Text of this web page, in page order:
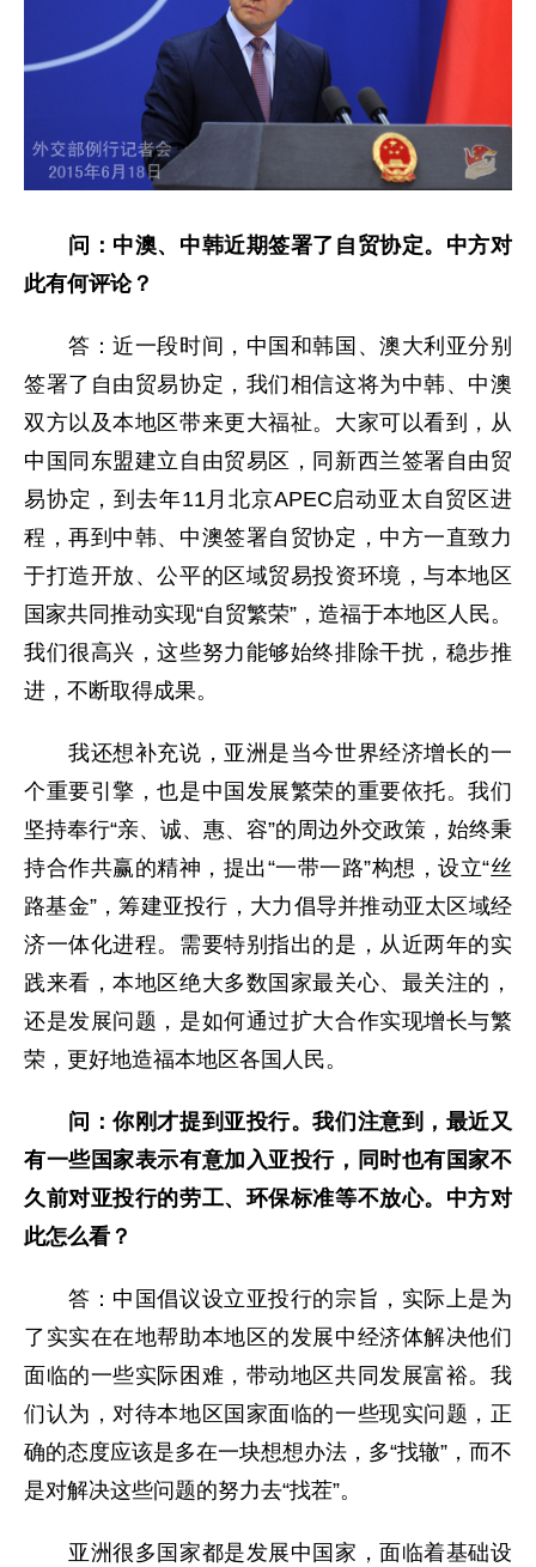
问： 中澳、中韩近期签署了自贸协定。中方对
此有何评论？
答：近一段时间，中国和韩国、澳大利亚分别
签署了自由贸易协定，我们相信这将为中韩、中澳
双方以及本地区带来更大福祉。大家可以看到，从
中国同东盟建立自由贸易区，同新西兰签署自由贸
易协定，到去年11月北京APEC启动亚太自贸区进
程，再到中韩、中澳签署自贸协定，中方一直致力
于打造开放、公平的区域贸易投资环境，与本地区
国家共同推动实现“自贸繁荣”，造福于本地区人民。
我们很高兴，这些努力能够始终排除干扰，稳步推
进，不断取得成果。
我还想补充说，亚洲是当今世界经济增长的一
个重要引擎，也是中国发展繁荣的重要依托。我们
坚持奉行“亲、诚、惠、容”的周边外交政策，始终秉
持合作共赢的精神，提出“一带一路”构想，设立“丝
路基金”，筹建亚投行，大力倡导并推动亚太区域经
济一体化进程。需要特别指出的是，从近两年的实
践来看，本地区绝大多数国家最关心、最关注的，
还是发展问题，是如何通过扩大合作实现增长与繁
荣，更好地造福本地区各国人民。
问：你刚才提到亚投行。我们注意到，最近又
有一些国家表示有意加入亚投行，同时也有国家不
久前对亚投行的劳工、环保标准等不放心。中方对
此怎么看？
答：中国倡议设立亚投行的宗旨，实际上是为
了实实在在地帮助本地区的发展中经济体解决他们
面临的一些实际困难，带动地区共同发展富裕。我
们认为，对待本地区国家面临的一些现实问题，正
确的态度应该是多在一块想想办法，多“找辙”，而不
是对解决这些问题的努力去“找茬”。
亚洲很多国家都是发展中国家，面临着基础设